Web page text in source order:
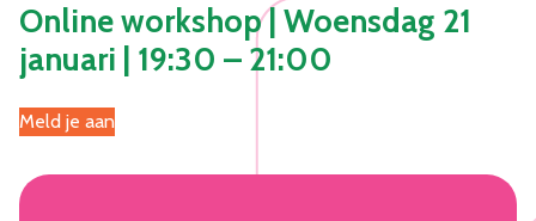
Online workshop | Woensdag 21
januari | 19:30 – 21:00
Meld je aan